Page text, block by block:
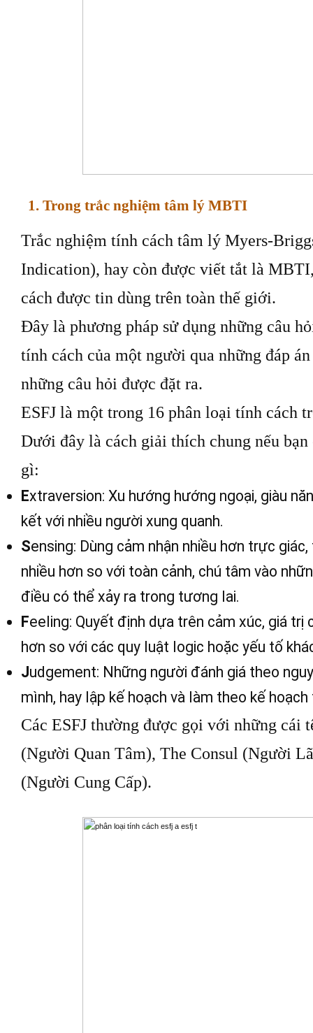
1. Trong trắc nghiệm tâm lý MBTI
Trắc nghiệm tính cách tâm lý Myers-
Indication), hay còn được viết tắt là
cách được tin dùng trên toàn thế giới.
Đây là phương pháp sử dụng những câu
tính cách của một người qua những đáp
những câu hỏi được đặt ra.
ESFJ là một trong 16 phân loại tính cách
Dưới đây là cách giải thích chung nếu
gì:
Extraversion: Xu hướng hướng ngoại, giàu
kết với nhiều người xung quanh.
Sensing: Dùng cảm nhận nhiều hơn trực
nhiều hơn so với toàn cảnh, chú tâm vào
điều có thể xảy ra trong tương lai.
Feeling: Quyết định dựa trên cảm xúc, giá trị
hơn so với các quy luật logic hoặc yếu tố
Judgement: Những người đánh giá theo
mình, hay lập kế hoạch và làm theo kế
Các ESFJ thường được gọi với những cái
(Người Quan Tâm), The Consul (Người
(Người Cung Cấp).